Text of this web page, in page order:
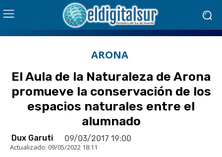
ARONA
El Aula de la Naturaleza de Arona
promueve la conservación de los
espacios naturales entre el
alumnado
Dux Garuti 09/03/2017 19:00
Actualizado: 09/05/2022 18:11